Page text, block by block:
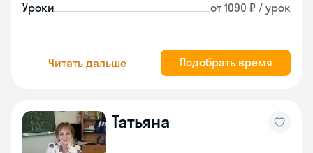
Уроки от 1090 ₽ / урок
Читать дальше Подобрать время
Татьяна